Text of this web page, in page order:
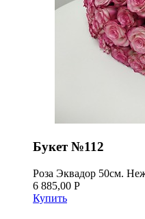
Букет №112
Роза Эквадор 50см.
6 885,00 Р
Купить